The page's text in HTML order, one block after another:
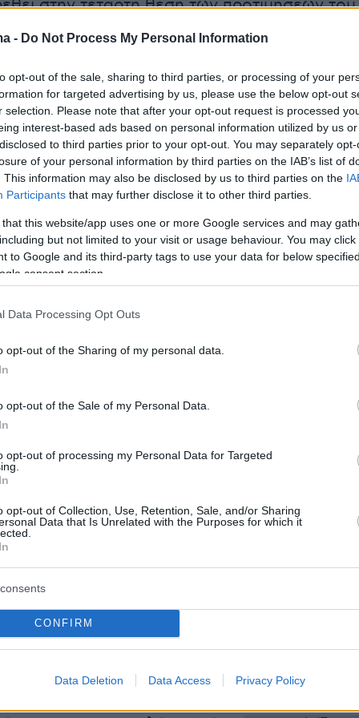
- Do Not Process My Personal Information
opt-out of the sale, sharing to third parties, or processing of your
for targeted advertising by us, please use the below opt-out
selection. Please note that after your opt-out request is processed
interest-based ads based on personal information utilized by us
to third parties prior to your opt-out. You may separately
of your personal information by third parties on the IAB’s list of
This information may also be disclosed by us to third parties on the
Participants that may further disclose it to other third parties.
that this website/app uses one or more Google services and may
but not limited to your visit or usage behaviour. You may
to Google and its third-party tags to use your data for below
consent section.
Data Processing Opt Outs
opt-out of the Sharing of my personal data.
opt-out of the Sale of my Personal Data.
opt-out of processing my Personal Data for Targeted
opt-out of Collection, Use, Retention, Sale, and/or Sharing
Data that Is Unrelated with the Purposes for which it
CONFIRM
Data Deletion Data Access Privacy Policy
στην τέταρτη θέση των προτιμήσεων του
πίσω και από το ΚΚΕ που φλερτάρει με
v-cxd4j59wuzu9)
αυτή δεν είναι η χειρότερη δυνατή εξέλιξη
Ορισμένοι, μεταξύ των οποίων και
δεν αποκλείουν την πιθανότητα το
να βρεθεί ακόμη και στην πέμπτη
χαλαρή και ευνοούνται τα μικρότερα
Δημοκρατίαστις ευρωεκλογές του 2019
τώρα, μετά από 4,5 χρόνια διακυβέρνησης,
να πέσει κάτω και από αυτό και να βρεθεί στην
επειδή ένα ποσοστό ψηφοφόρων -και
για την προσέγγιση με τηνΤουρκία, τον γάμο
των ομόφυλων ζευγαριών, τους
και τη φορολόγησή τους και
που έχει γονατίσει τα λαϊκά νοικοκυριά
επιχειρήσεις.
δυσαρέσκεια είναι πιο πιθανό να
κόμμα τουΚυριάκου Βελόπουλου, η Ελληνική